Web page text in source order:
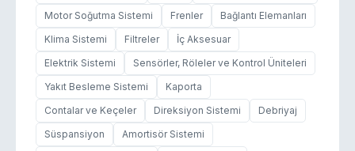
Motor Soğutma Sistemi
Frenler
Bağlantı Elemanları
Klima Sistemi
Filtreler
İç Aksesuar
Elektrik Sistemi
Sensörler, Röleler ve Kontrol Üniteleri
Yakıt Besleme Sistemi
Kaporta
Contalar ve Keçeler
Direksiyon Sistemi
Debriyaj
Süspansiyon
Amortisör Sistemi